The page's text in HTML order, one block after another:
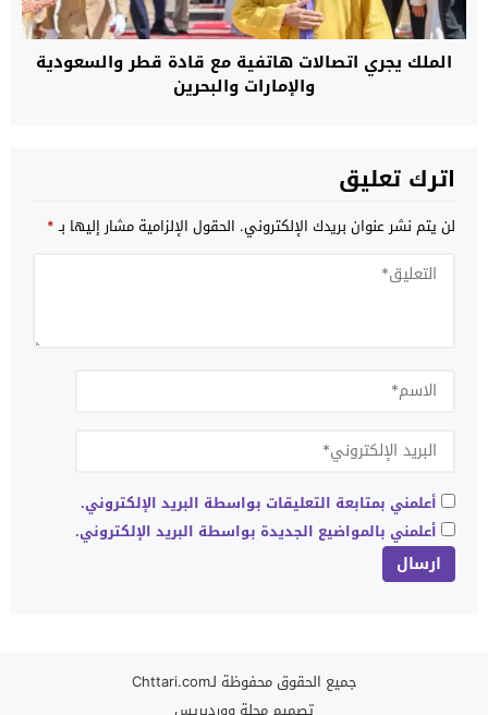
الملك يجري اتصالات هاتفية مع قادة قطر والسعودية
والإمارات والبحرين
اترك تعليق
لن يتم نشر عنوان بريدك الإلكتروني. الحقول الإلزامية مشار إليها بـ*
أعلمني بمتابعة التعليقات بواسطة البريد الإلكتروني.
أعلمني بالمواضيع الجديدة بواسطة البريد الإلكتروني.
جميع الحقوق محفوظة لـChttari.com